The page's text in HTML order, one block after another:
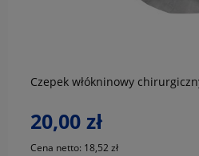
Czepek włókninowy
20,00 zł
Cena netto: 18,52 zł
do